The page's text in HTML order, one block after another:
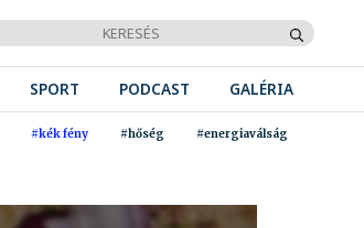
SPORT PODCAST GALÉRIA
#kék fény #hőség #energiaválság